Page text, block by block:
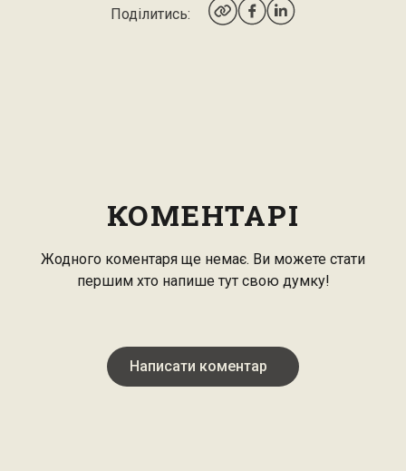
Поділитись:
КОМЕНТАРІ
Жодного коментаря ще немає. Ви можете стати
першим хто напише тут свою думку!
Написати коментар